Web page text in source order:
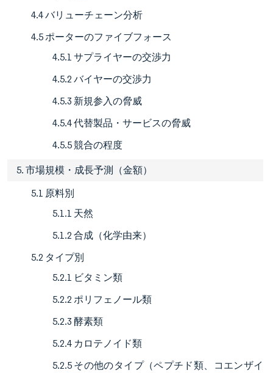
4.4 バリューチェーン分析
4.5 ポーターのファイブフォース
4.5.1 サプライヤーの交渉力
4.5.2 バイヤーの交渉力
4.5.3 新規参入の脅威
4.5.4 代替製品・サービスの脅威
4.5.5 競合の程度
5. 市場規模・成長予測（金額）
5.1 原料別
5.1.1 天然
5.1.2 合成（化学由来）
5.2 タイプ別
5.2.1 ビタミン類
5.2.2 ポリフェノール類
5.2.3 酵素類
5.2.4 カロテノイド類
5.2.5 その他のタイプ（ペプチド類、コエンザイ